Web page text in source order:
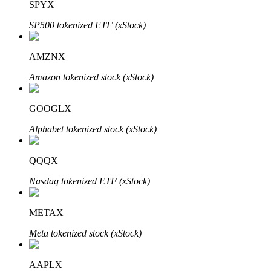
Khóa BTR
Đầu tư độc quyền cho người nắm giữ BTR
Khoản vay
SPYX
SP500 tokenized ETF (xStock)
AMZNX
Amazon tokenized stock (xStock)
GOOGLX
Alphabet tokenized stock (xStock)
QQQX
Nasdaq tokenized ETF (xStock)
METAX
Meta tokenized stock (xStock)
AAPLX